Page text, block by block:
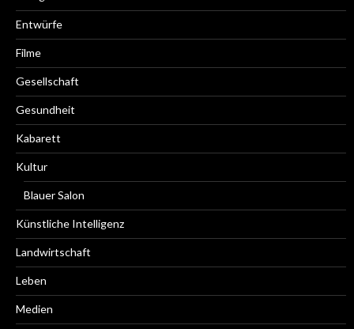
Entwürfe
Filme
Gesellschaft
Gesundheit
Kabarett
Kultur
Blauer Salon
Künstliche Intelligenz
Landwirtschaft
Leben
Medien